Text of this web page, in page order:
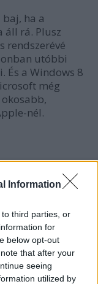
Information
third parties, or
for
below opt-out
that after your
seeing
utilized by
ha a
áll rá. Plusz
rendszerévé
utóbbi
És a Windows 8
még
nél.